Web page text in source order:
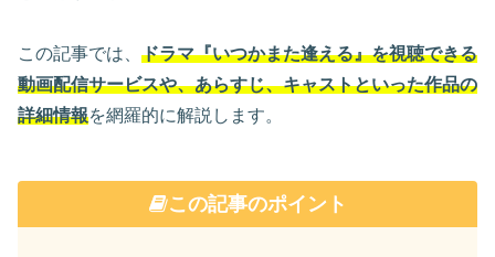
この記事では、 ドラマ『いつかまた逢える』を視聴できる
動画配信サービスや、あらすじ、キャストといった作品の
詳細情報を網羅的に解説します。
この記事のポイント